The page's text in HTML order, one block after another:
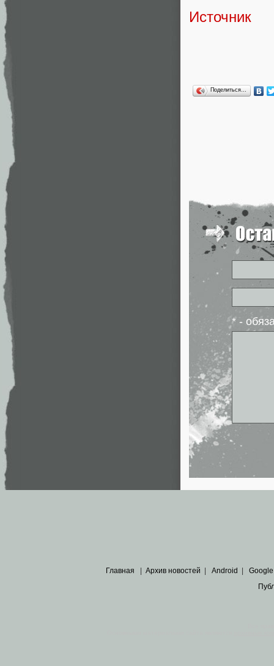
Источник
Поделиться…
* -
Главная Архив новостей Android Google